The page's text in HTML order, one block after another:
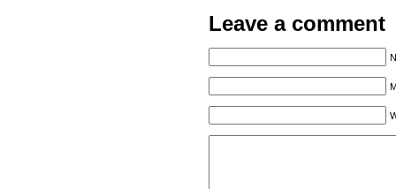
Leave a comment